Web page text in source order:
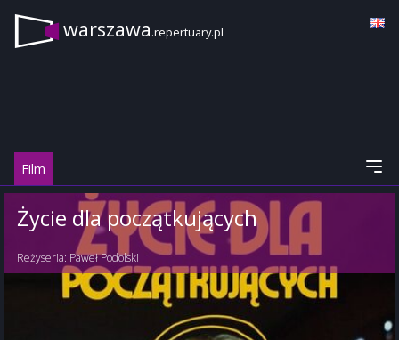
warszawa.repertuary.pl
Film
Życie dla początkujących
Reżyseria: Paweł Podolski